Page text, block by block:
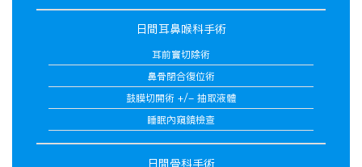
日間耳鼻喉科手術
耳前竇切除術
鼻骨閉合復位術
鼓膜切開術 +/- 抽取液體
睡眠內窺鏡檢查